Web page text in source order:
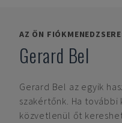
AZ ÖN
Gerard Bel
Gerard Bel az egyik
szakértőnk. Ha
közvetlenül őt